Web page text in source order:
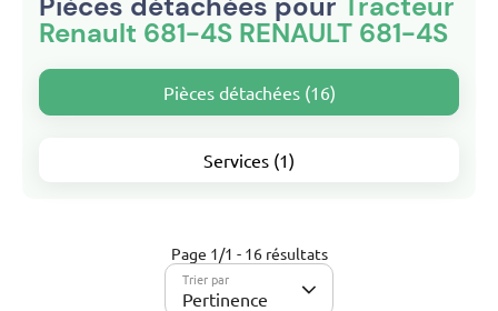
Renault 681-4S RENAULT 681-4S
Pièces détachées (16)
Services (1)
Page 1/1 - 16 résultats
Trier par
Pertinence